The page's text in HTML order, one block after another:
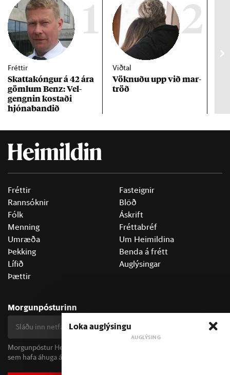
1
Fréttir
Skattakóng­ur á 42 ára
göml­um Benz: Vel­
gengn­in kostaði
hjóna­band­ið
2
Viðtal
Vökn­uðu upp við mar­
tröð
Fréttir
Rannsóknir
Fólk
Menning
Umræða
Þekking
Lífið
Þættir
Fasteignir
Blöð
Áskrift
Fréttabréf
Um Heimildina
Benda á frétt
Auglýsingar
Morgunpósturinn
Skrá mig
Morgunpóstur Heimildarinnar berst alla morgna og er fyrir öll þau
sem hafa áhuga á fréttum og þjóðfélagsumræðu.
Loka auglýsingu